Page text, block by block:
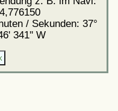
/ Sekunden: 37°
341'' W